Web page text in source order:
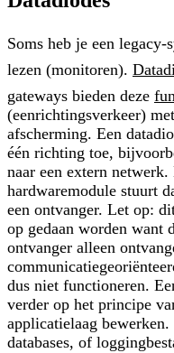
Soms heb je een
lezen (monitoren).
gateways bieden deze
(eenrichtingsverkeer)
afscherming. Een
één richting toe,
naar een extern netwerk.
hardwaremodule stuurt
een ontvanger. Let op:
op gedaan worden want
ontvanger alleen
dus niet functioneren.
verder op het principe
applicatielaag
databases, of